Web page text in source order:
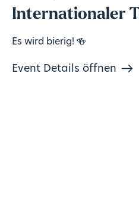
Internationaler
Es wird bierig! 🍻
Event Details öffnen